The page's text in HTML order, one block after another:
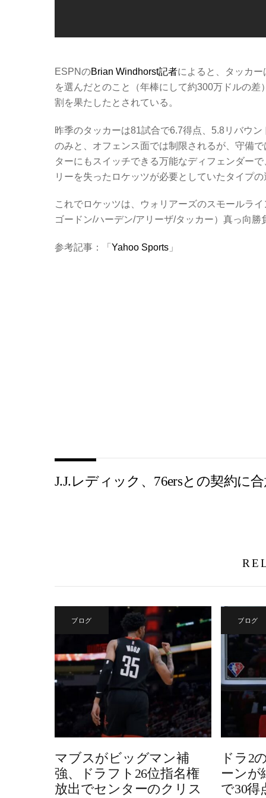
ESPNの Brian Windhorst‏記者によると、タッカ
を選んだとのこと（年棒にして約300万ドルの
割を果たしたとされている。
昨季のタッカーは81試合で6.7得点、5.8リバウ
のみと、オフェンス面では制限されるが、守備
ターにもスイッチできる万能なディフェンダー
リーを失ったロケッツが必要としていたタイプ
これでロケッツは、ウォリアーズのスモールラ
ゴードン/ハーデン/アリーザ/タッカー）真っ向
参考記事：「 Yahoo Sports 」
J.J.レディック、76ersとの契約に
ブログ
マブスがビッグマン補
強、ドラフト26位指名権
放出でセンターのクリス
ブログ
ドラ2
ーンが
で30得